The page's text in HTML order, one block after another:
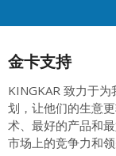
金卡支持
KINGKAR 致力于
划，让他们的生意
术、最好的产品和
市场上的竞争力和领